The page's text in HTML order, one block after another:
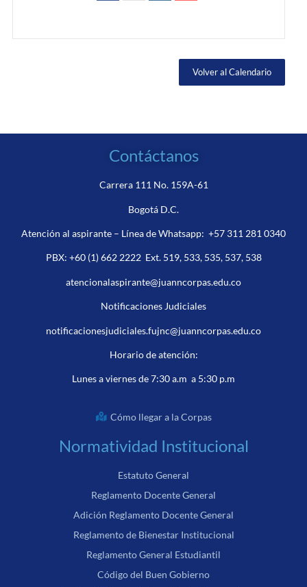
Volver al Calendario
Contáctanos
Carrera 111 No. 159A-61
Bogotá D.C.
Atención al aspirante – Línea de Whatsapp: +57 311 281 0340
PBX: +60 (1) 662 2222Ext. 519, 533, 535, 537, 538
atencionalaspirante@juanncorpas.edu.co
Notificaciones Judiciales
notificacionesjudiciales.fujnc@juanncorpas.edu.co
Horario de atención:
Lunes a viernes de 7:30 a.m a 5:30 p.m
Cómo llegar a la Corpas
Normatividad Institucional
Estatuto General
Reglamento Docente General
Adición Reglamento Docente General
Reglamento de Bienestar Institucional
Reglamento General Estudiantil
Código del Buen Gobierno